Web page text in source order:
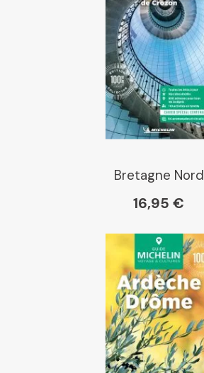
Bretagne Nord
16,95 €